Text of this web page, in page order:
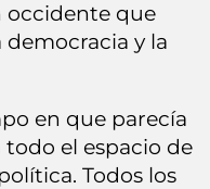
occidente que
y la
en que parecía
el espacio de
Todos los